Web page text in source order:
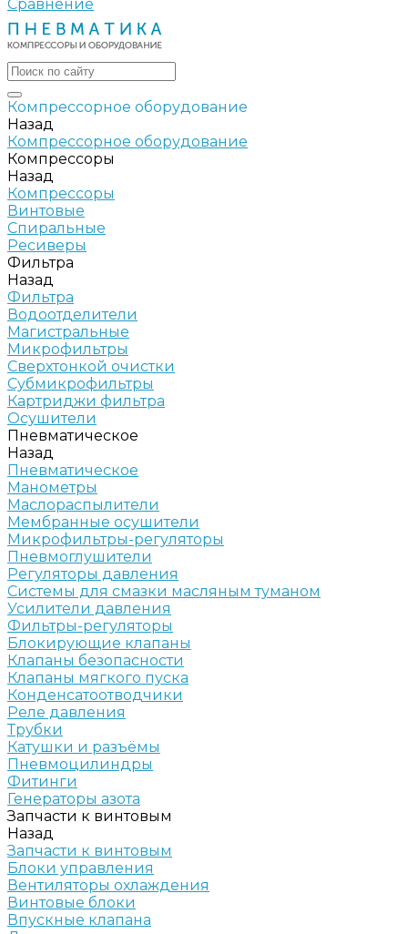
Сравнение
Компрессорное оборудование
Назад
Компрессорное оборудование
Компрессоры
Назад
Компрессоры
Винтовые
Спиральные
Ресиверы
Фильтра
Назад
Фильтра
Водоотделители
Магистральные
Микрофильтры
Сверхтонкой очистки
Субмикрофильтры
Картриджи фильтра
Осушители
Пневматическое
Назад
Пневматическое
Манометры
Маслораспылители
Мембранные осушители
Микрофильтры-регуляторы
Пневмоглушители
Регуляторы давления
Системы для смазки масляным туманом
Усилители давления
Фильтры-регуляторы
Блокирующие клапаны
Клапаны безопасности
Клапаны мягкого пуска
Конденсатоотводчики
Реле давления
Трубки
Катушки и разъёмы
Пневмоцилиндры
Фитинги
Генераторы азота
Запчасти к винтовым
Назад
Запчасти к винтовым
Блоки управления
Вентиляторы охлаждения
Винтовые блоки
Впускные клапана